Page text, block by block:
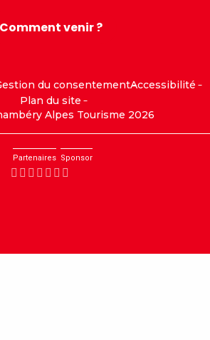
Comment venir ?
du consentementAccessibilité
Plan du site
Alpes Tourisme 2026
Partenaires Sponsor